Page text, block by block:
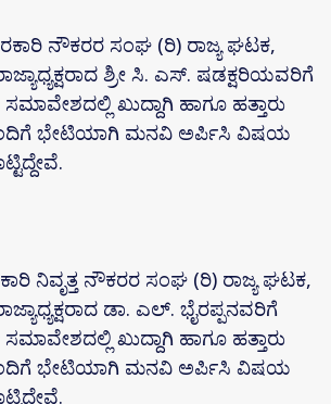
ನೌಕರರ ಸಂಘ (ರಿ) ರಾಜ್ಯ ಘಟಕ,
ಶ್ರೀ ಸಿ. ಎಸ್. ಷಡಕ್ಷರಿಯವರಿಗೆ
ಖುದ್ದಾಗಿ ಹಾಗೂ ಹತ್ತಾರು
ಭೇಟಿಯಾಗಿ ಮನವಿ ಅರ್ಪಿಸಿ ವಿಷಯ
ನಿವೃತ್ತ ನೌಕರರ ಸಂಘ (ರಿ) ರಾಜ್ಯ ಘಟಕ,
ಡಾ. ಎಲ್. ಭೈರಪ್ಪನವರಿಗೆ
ಖುದ್ದಾಗಿ ಹಾಗೂ ಹತ್ತಾರು
ಭೇಟಿಯಾಗಿ ಮನವಿ ಅರ್ಪಿಸಿ ವಿಷಯ